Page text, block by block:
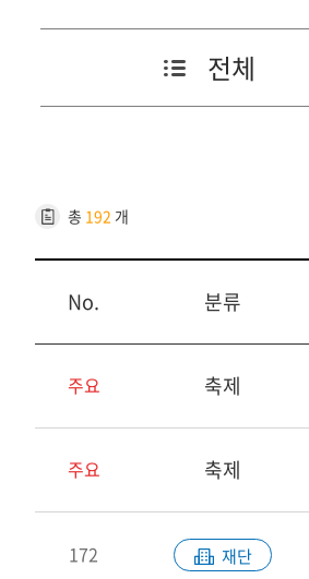
전체
총 192 개
No. 분류
주요 축제
주요 축제
172 재단